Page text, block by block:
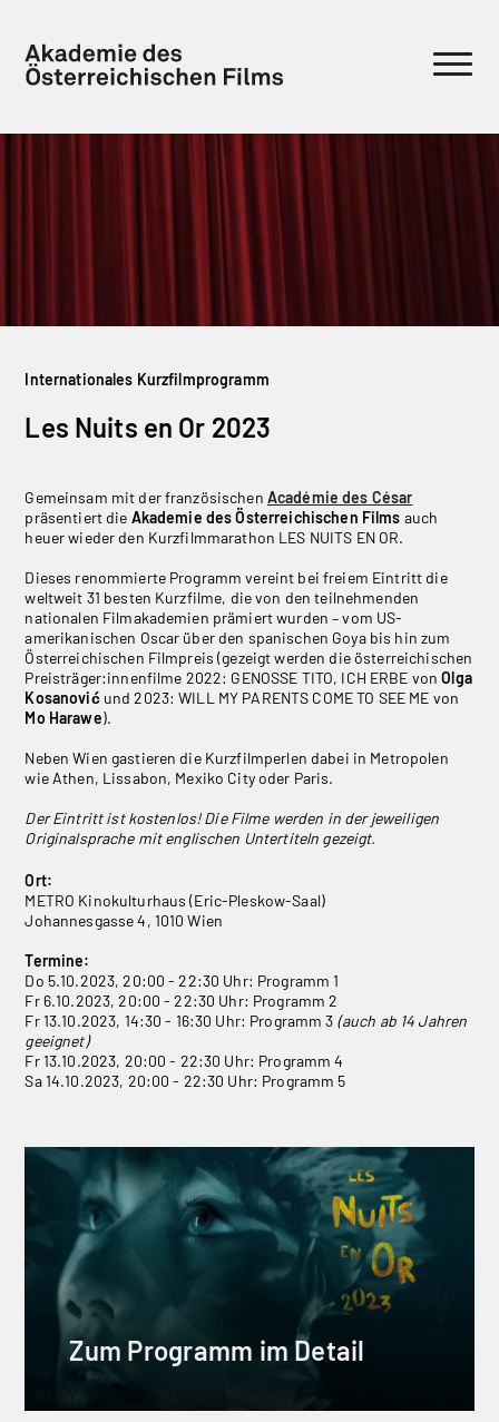
Les Nuits en Or 2023
Internationales Kurzfilmprogramm
Gemeinsam mit der französischen Académie des César
präsentiert die Akademie des Österreichischen Films auch
heuer wieder den Kurzfilmmarathon LES NUITS EN OR.
Dieses renommierte Programm vereint bei freiem Eintritt die
weltweit 31 besten Kurzfilme, die von den teilnehmenden
nationalen Filmakademien prämiert wurden – vom US-
amerikanischen Oscar über den spanischen Goya bis hin zum
Österreichischen Filmpreis (gezeigt werden die österreichischen
Preisträger:innenfilme 2022: GENOSSE TITO, ICH ERBE vonOlga
Kosanović und 2023: WILL MY PARENTS COME TO SEE ME von
Mo Harawe).
Neben Wien gastieren die Kurzfilmperlen dabei in Metropolen
wie Athen, Lissabon, Mexiko City oder Paris.
Der Eintritt ist kostenlos! Die Filme werden in der jeweiligen
Originalsprache mit englischen Untertiteln gezeigt.
Ort:
METRO Kinokulturhaus (Eric-Pleskow-Saal)
Johannesgasse 4, 1010 Wien
Termine:
Do 5.10.2023, 20:00 - 22:30 Uhr: Programm 1
Fr 6.10.2023, 20:00 - 22:30 Uhr: Programm 2
Fr 13.10.2023, 14:30 - 16:30 Uhr: Programm 3 (auch ab 14 Jahren
geeignet)
Fr 13.10.2023, 20:00 - 22:30 Uhr: Programm 4
Sa 14.10.2023, 20:00 - 22:30 Uhr: Programm 5
Zum Programm im Detail